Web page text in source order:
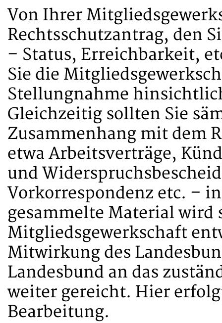
Von Ihrer
Rechtsschutzantrag, den
– Status, Erreichbarkeit,
Sie die
Stellungnahme
Gleichzeitig sollten Sie
Zusammenhang mit dem
etwa Arbeitsverträge,
und
Vorkorrespondenz etc. –
gesammelte Material wird
Mitgliedsgewerkschaft
Mitwirkung des
Landesbund an das
weiter gereicht. Hier
Bearbeitung.